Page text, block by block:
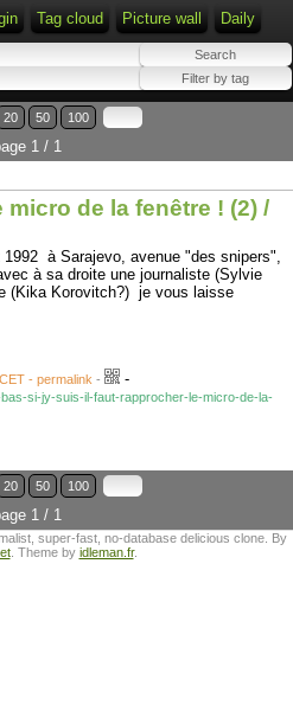
Tag cloud Picture wall Daily
20 50 100
1 / 1
de la fenêtre ! (2) /
à Sarajevo, avenue "des snipers",
à sa droite une journaliste (Sylvie
(Kika Korovitch?) je vous laisse
- permalink - -
si-jy-suis-il-faut-rapprocher-le-micro-de-la-
20 50 100
1 / 1
super-fast, no-database delicious clone. By
. Theme by idleman.fr.